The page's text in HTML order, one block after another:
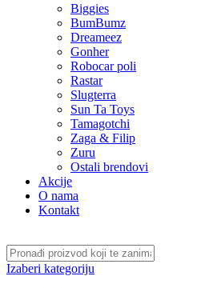
Biggies
BumBumz
Dreameez
Gonher
Robocar poli
Rastar
Slugterra
Sun Ta Toys
Tamagotchi
Zaga & Filip
Zuru
Ostali brendovi
Akcije
O nama
Kontakt
Izaberi kategoriju